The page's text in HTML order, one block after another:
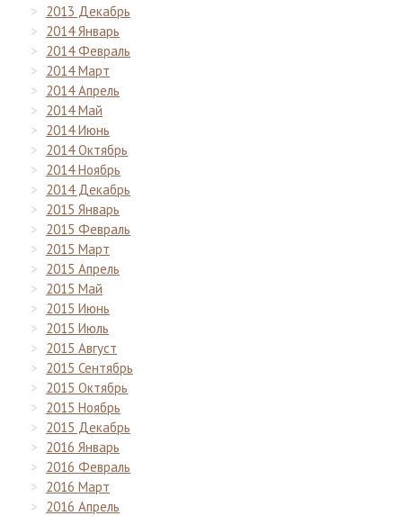
2013 Декабрь
2014 Январь
2014 Февраль
2014 Март
2014 Апрель
2014 Май
2014 Июнь
2014 Октябрь
2014 Ноябрь
2014 Декабрь
2015 Январь
2015 Февраль
2015 Март
2015 Апрель
2015 Май
2015 Июнь
2015 Июль
2015 Август
2015 Сентябрь
2015 Октябрь
2015 Ноябрь
2015 Декабрь
2016 Январь
2016 Февраль
2016 Март
2016 Апрель